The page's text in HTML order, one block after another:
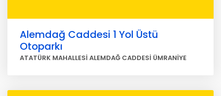
Alemdağ Caddesi 1 Yol Üstü
Otoparkı
ATATÜRK MAHALLESİ ALEMDAĞ CADDESİ ÜMRANİYE